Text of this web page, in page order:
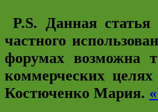
P.S. Данная
частного
форумах возможна
коммерческих
Костюченко Мария.